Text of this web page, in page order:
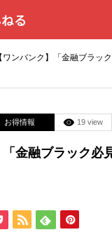
る
【ワンバンク】「金融ブラッ
お得情報 19 view
「金融ブラック必
リシー